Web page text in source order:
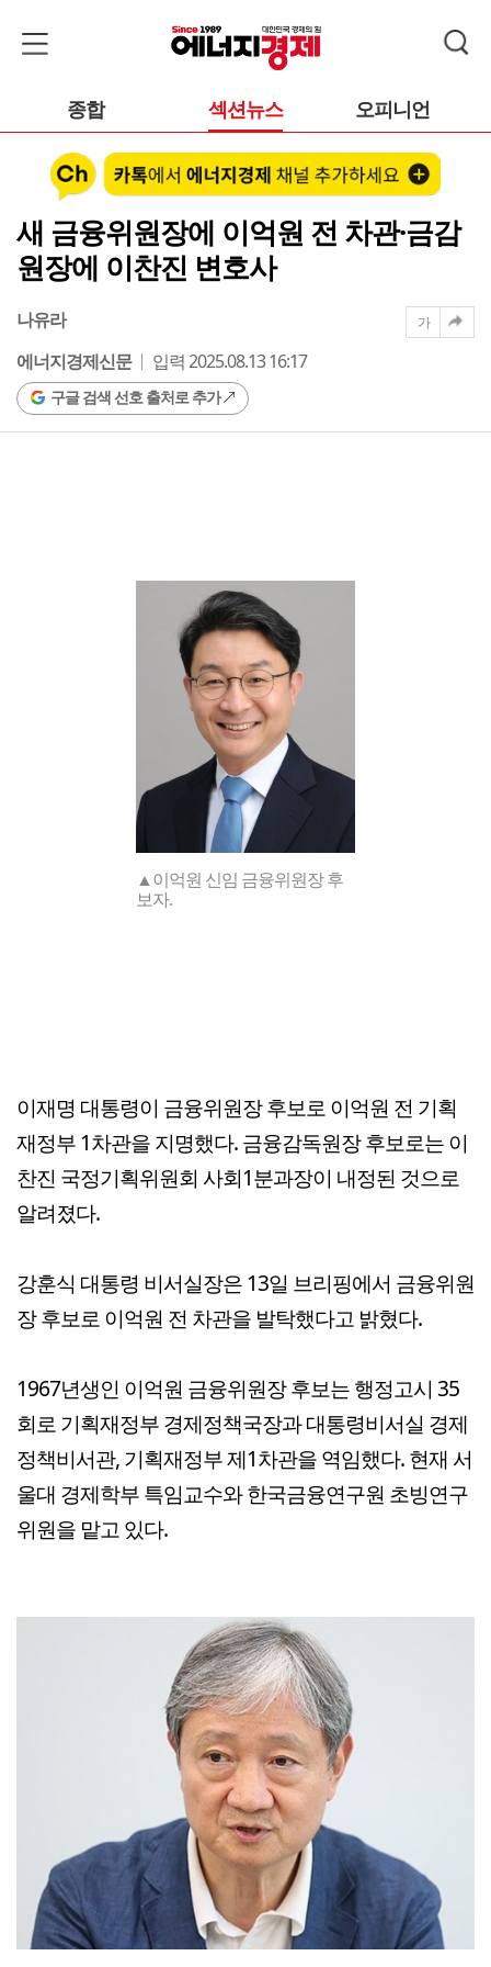
종합 섹션뉴스 오피니언
새 금융위원장에 이억원 전 차관·금감
원장에 이찬진 변호사
나유라
에너지경제신문
입력 2025.08.13 16:17
구글 검색 선호 출처로 추가
가
▲이억원 신임 금융위원장 후
보자.
이재명 대통령이 금융위원장 후보로 이억원 전 기획
재정부 1차관을 지명했다. 금융감독원장 후보로는 이
찬진 국정기획위원회 사회1분과장이 내정된 것으로
알려졌다.
강훈식 대통령 비서실장은 13일 브리핑에서 금융위원
장 후보로 이억원 전 차관을 발탁했다고 밝혔다.
1967년생인 이억원 금융위원장 후보는 행정고시 35
회로 기획재정부 경제정책국장과 대통령비서실 경제
정책비서관, 기획재정부 제1차관을 역임했다. 현재 서
울대 경제학부 특임교수와 한국금융연구원 초빙연구
위원을 맡고 있다.